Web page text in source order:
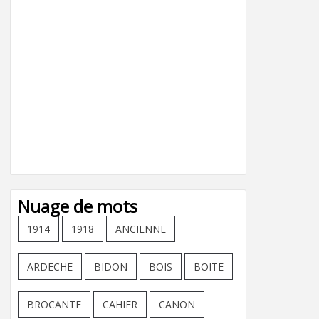
Nuage de mots
1914 1918 ANCIENNE
ARDECHE BIDON BOIS BOITE
BROCANTE CAHIER CANON